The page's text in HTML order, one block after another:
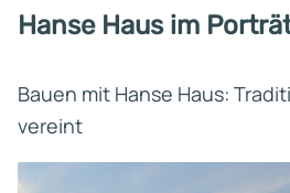
Hanse Haus im
Bauen mit Hanse Haus:
vereint